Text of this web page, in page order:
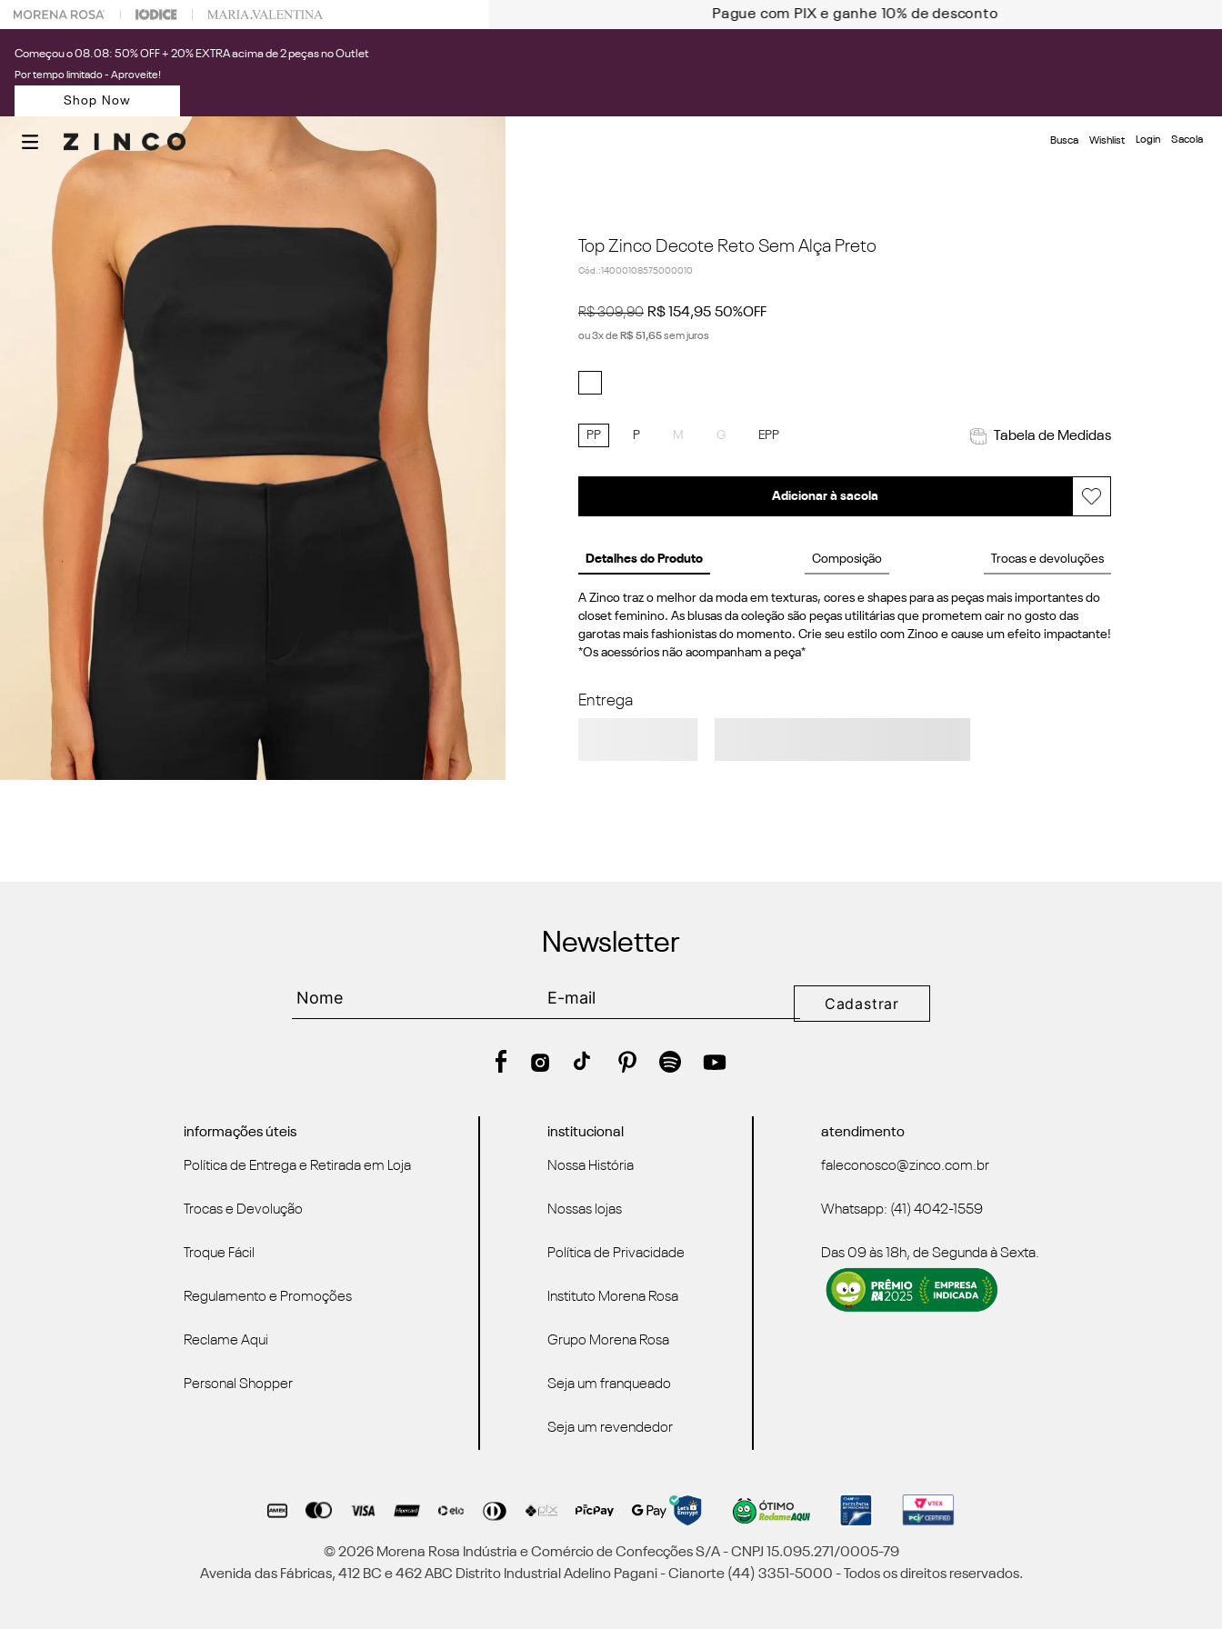
Começou o 08.08: 50% OFF + 20% EXTRA acima de 2 peças no Outlet
Por tempo limitado - Aproveite!
Shop Now
Busca Wishlist Login
Top Zinco Decote Reto Sem Alça Preto
Cód. :14000108575000010
R$ 309,90 R$ 154,95 50%OFF
ou3x de R$ 51 ,65sem juros
PP P M G EPP Tabela de Medidas
Adicionar à sacola
Detalhes do Produto Composição Trocas e devoluções
A Zinco traz o melhor da moda em texturas, cores e shapes para as peças mais importantes do
closet feminino. As blusas da coleção são peças utilitárias que prometem cair no gosto das
garotas mais fashionistas do momento. Crie seu estilo com Zinco e cause um efeito impactante!
*Os acessórios não acompanham a peça*
Entrega
Newsletter
Cadastrar
informações úteis
Política de Entrega e Retirada em Loja
Trocas e Devolução
Troque Fácil
Regulamento e Promoções
Reclame Aqui
Personal Shopper
institucional
Nossa História
Nossas lojas
Política de Privacidade
Instituto Morena Rosa
Grupo Morena Rosa
Seja um franqueado
Seja um revendedor
atendimento
faleconosco@zinco.com.br
Whatsapp: (41) 4042-1559
Das 09 às 18h, de Segunda à Sexta.
© 2026 Morena Rosa Indústria e Comércio de Confecções S/A - CNPJ 15.095.271/0005-79
Avenida das Fábricas, 412 BC e 462 ABC Distrito Industrial Adelino Pagani - Cianorte (44) 3351-5000 - Todos os direitos reservados.